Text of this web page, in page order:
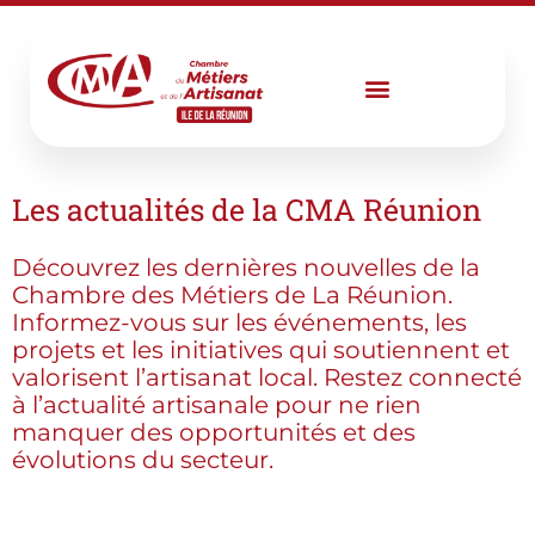
Aller
contenu
Les actualités de la CMA Réunion
Découvrez les dernières nouvelles de la
Chambre des Métiers de La Réunion.
Informez-vous sur les événements, les
projets et les initiatives qui soutiennent et
valorisent l’artisanat local. Restez connecté
à l’actualité artisanale pour ne rien
manquer des opportunités et des
évolutions du secteur.